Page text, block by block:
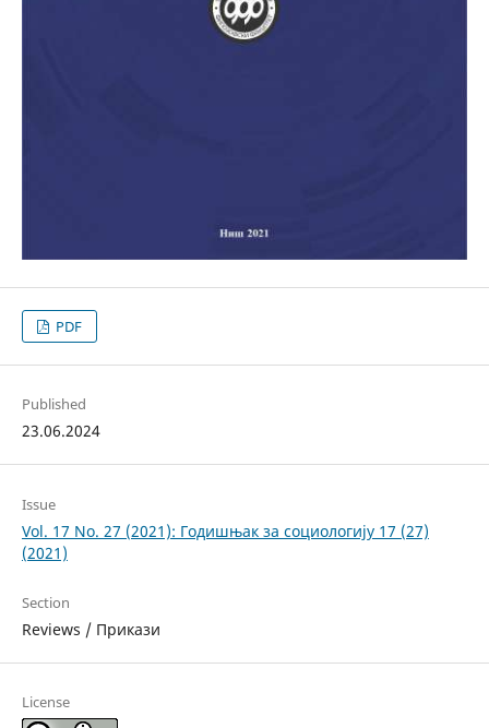
PDF
Published
23.06.2024
Issue
Vol. 17 No. 27 (2021): Годишњак за социологију 17 (27)
(2021)
Section
Reviews / Прикази
License